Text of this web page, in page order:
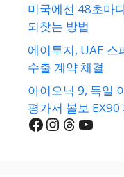
미국에선 48초마
되찾는 방법
에이투지, UAE
수출 계약 체결
아이오닉 9, 독일
평가서 볼보 EX90
Facebook
Instagram
Threads